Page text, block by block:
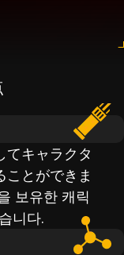
てキャラクタ
とができま
보유한 캐릭
니다.